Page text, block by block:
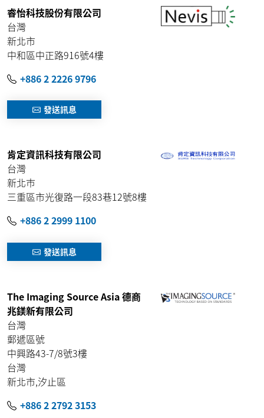
睿怡科技股份有限公司
台灣
新北市
中和區中正路916號4樓
+886 2 2226 9796
發送訊息
肯定資訊科技有限公司
台灣
新北巿
三重區市光復路一段83巷12號8樓
+886 2 2999 1100
發送訊息
The Imaging Source Asia 德商
兆鎂新有限公司
台灣
郵遞區號
中興路43-7/8號3樓
台灣
新北市,汐止區
+886 2 2792 3153